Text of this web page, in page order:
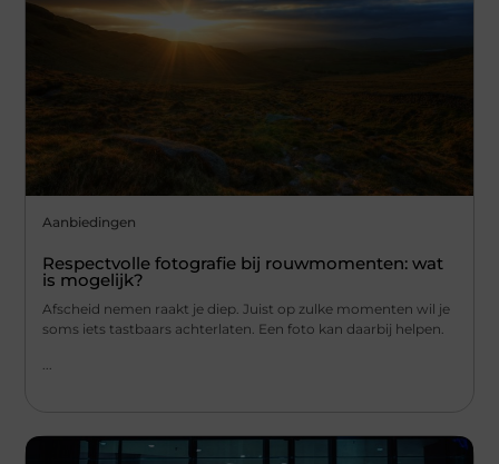
Aanbiedingen
Respectvolle fotografie bij rouwmomenten: wat
is mogelijk?
Afscheid nemen raakt je diep. Juist op zulke momenten wil je
soms iets tastbaars achterlaten. Een foto kan daarbij helpen.
...